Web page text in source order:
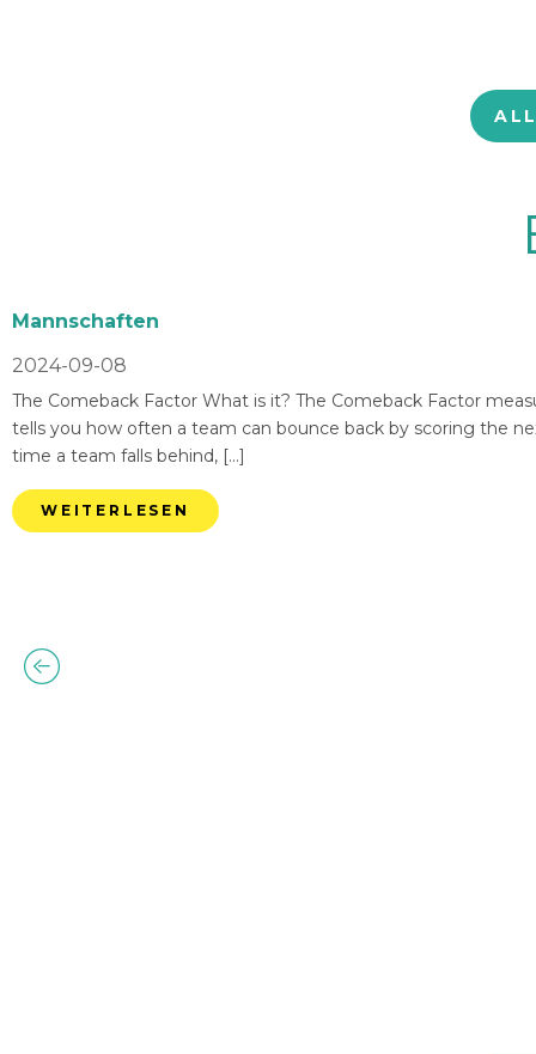
Mannschaften
2024-09-08
The Comeback Factor What is it? The Comeback Factor
tells you how often a team can bounce back by scoring the
time a team falls behind, […]
WEITERLESEN